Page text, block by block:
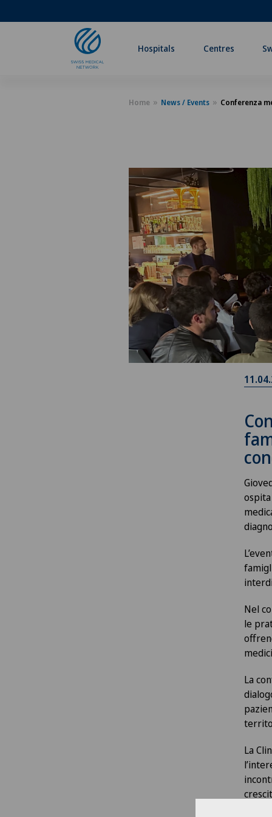
Hospitals Centres
Home News / Events Conferenza
Nel
le
La
La